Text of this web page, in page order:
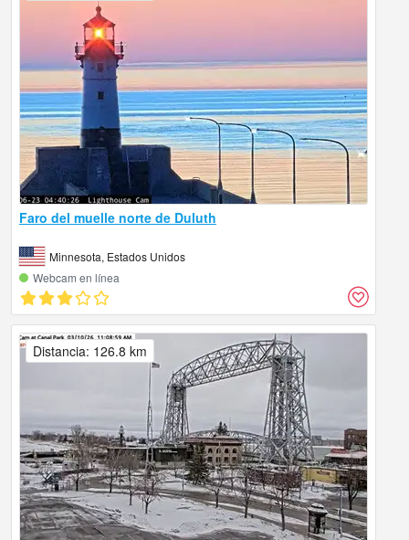
Faro del muelle norte de Duluth
Minnesota, Estados Unidos
Webcam en línea
Distancia: 126.8 km